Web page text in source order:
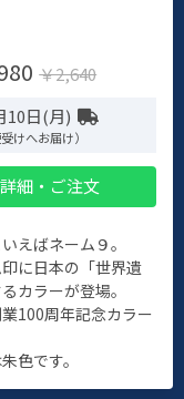
￥2,640
10日(月)
けへお届け）
細・ご注文
えばネーム９。
に日本の「世界遺
カラーが登場。
100周年記念カラー
色です。